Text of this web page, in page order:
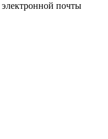
почты